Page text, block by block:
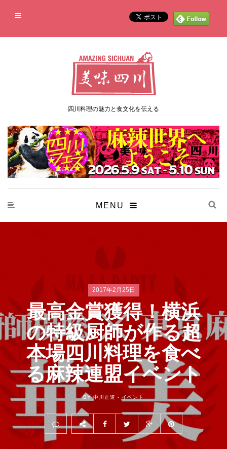
四川料理の魅力と食文化を伝える
MENU
2017年2月25日
最高金賞獲得！横浜
の特級厨師が作る超
本場四川料理を食べ
る麻辣連盟イベント
BY 中川正道 - イベント